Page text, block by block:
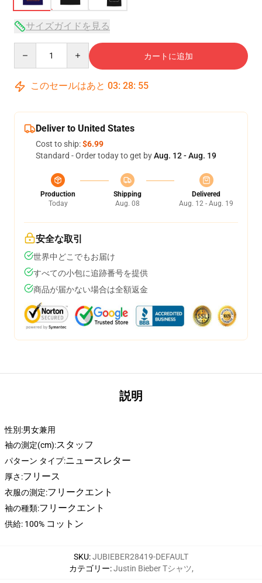
サイズガイドを見る
カートに追加
このセールはあと 03: 28: 54
Deliver to United States
Cost to ship:$6.99
Standard - Order today to get byAug. 12 - Aug. 19
Production
Today
Shipping
Aug. 08
Delivered
Aug. 12 - Aug. 19
安全な取引
世界中どこでもお届け
すべての小包に追跡番号を提供
商品が届かない場合は全額返金
説明
性別:男女兼用
袖の測定(cm):スタッフ
パターン タイプ:ニュースレター
厚さ:フリース
衣服の測定:フリークエント
袖の種類:フリークエント
供給: 100% コットン
SKU:JUBIEBER28419-DEFAULT
カテゴリー:Justin Bieber Tシャツ,